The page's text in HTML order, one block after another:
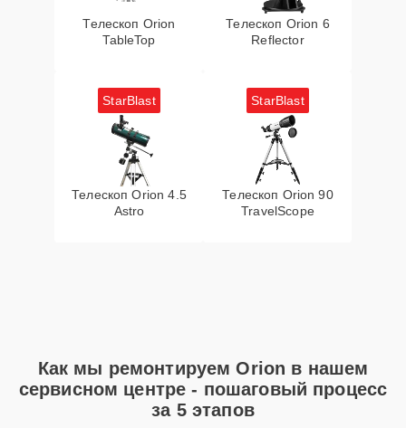
Телескоп Orion
TableTop
Телескоп Orion 6
Reflector
StarBlast
Телескоп Orion 4.5
Astro
StarBlast
Телескоп Orion 90
TravelScope
Как мы ремонтируем Orion в нашем
сервисном центре - пошаговый процесс
за 5 этапов